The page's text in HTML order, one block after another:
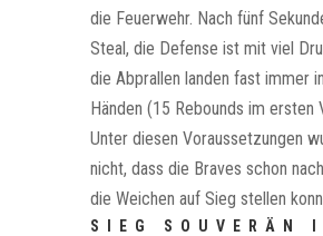
die Feuerwehr. Nach fünf
Steal, die Defense ist mit viel
die Abprallen landen fast immer
Händen (15 Rebounds im ersten
Unter diesen Voraussetzungen
nicht, dass die Braves schon
die Weichen auf Sieg stellen
SIEG SOUVERÄN